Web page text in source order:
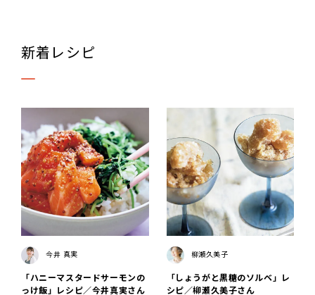
新着レシピ
今井 真実
「ハニーマスタードサーモンの
っけ飯」レシピ／今井真実さん
柳瀬久美子
「しょうがと黒糖のソルベ」レ
シピ／柳瀬久美子さん